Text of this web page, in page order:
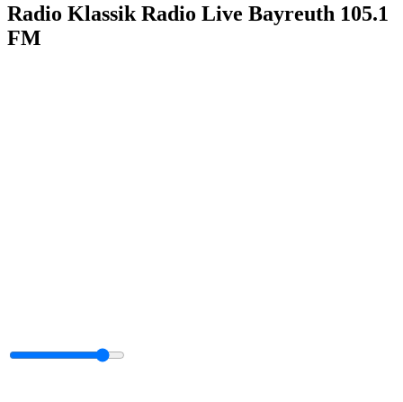
Radio Klassik Radio Live Bayreuth 105.1
FM